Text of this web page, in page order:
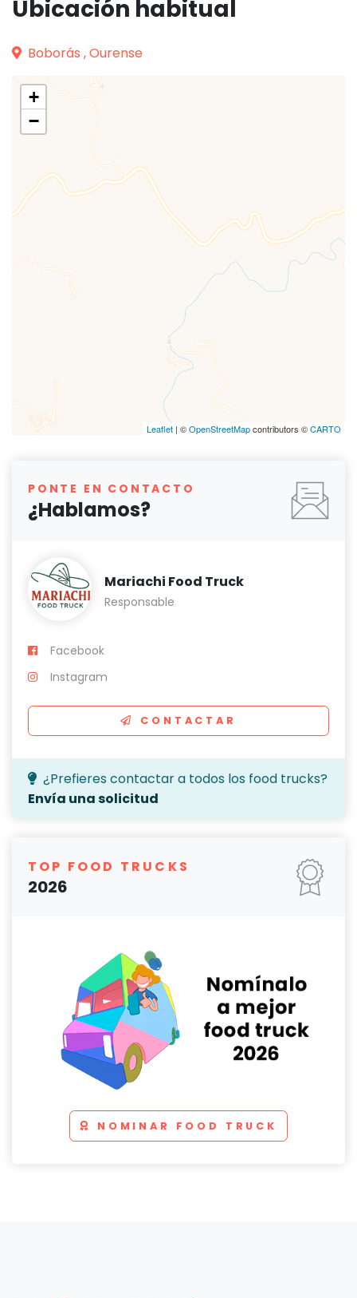
Ubicación habitual
Boborás , Ourense
+
−
Leaflet | ©OpenStreetMapcontributors ©CARTO
PONTE EN CONTACTO
¿Hablamos?
Mariachi Food Truck
Responsable
Facebook
Instagram
CONTACTAR
¿Prefieres contactar a todos los food trucks?
Envía una solicitud
TOP FOOD TRUCKS
2026
NOMINAR FOOD TRUCK